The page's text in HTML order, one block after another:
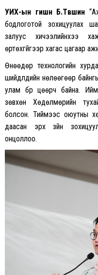
УИХ-ын гишүүн Б.Түвшин
бодлоготой зохицуулах
залуус хичээлийнхээ
өртөхгүйгээр хагас цагаар
Өнөөдөр технологийн
шийдлүүдийн нөлөөгөөр
улам бүр цөөрч байна.
зөвхөн Хөдөлмөрийн
болсон. Тиймээс оюутны
даасан эрх зүйн
онцоллоо.